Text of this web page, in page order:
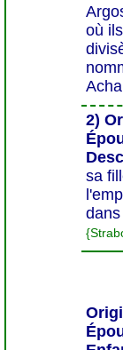
où
2)
sa